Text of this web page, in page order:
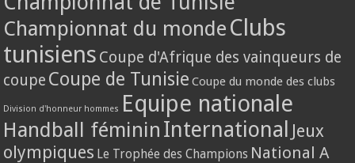
Championnat du monde Clubs
tunisiens Coupe d'Afrique des vainqueurs de
coupe Coupe de Tunisie Coupe du monde des clubs
Division d'honneur hommes Equipe nationale
Handball féminin International Jeux
olympiques Le Trophée des Champions National A